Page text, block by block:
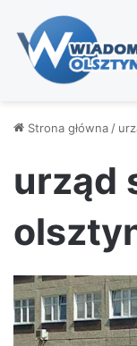
Strona główna /
urząd